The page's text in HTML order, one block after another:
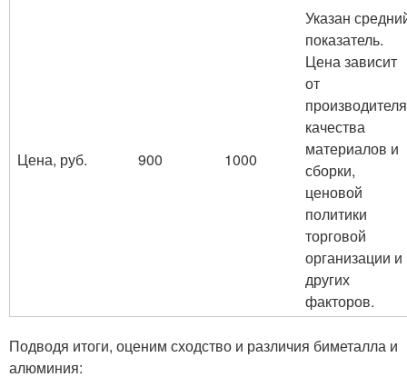
Цена, руб. 900 1000
Указан
показатель.
Цена зависит
от
качества
материалов и
сборки,
ценовой
политики
торговой
организации и
других
факторов.
Подводя итоги, оценим сходство и различия биметалла и
алюминия: